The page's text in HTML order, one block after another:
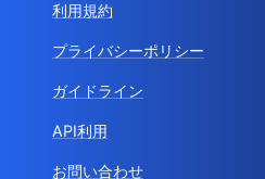
利用規約
プライバシーポリシー
ガイドライン
API利用
お問い合わせ